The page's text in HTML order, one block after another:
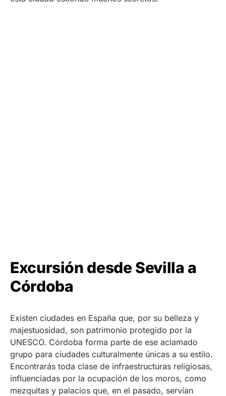
Excursión desde Sevilla a
Córdoba
Existen ciudades en España que, por su belleza y
majestuosidad, son patrimonio protegido por la
UNESCO. Córdoba forma parte de ese aclamado
grupo para ciudades culturalmente únicas a su estilo.
Encontrarás toda clase de infraestructuras religiosas,
influenciadas por la ocupación de los moros, como
mezquitas y palacios que, en el pasado, servían